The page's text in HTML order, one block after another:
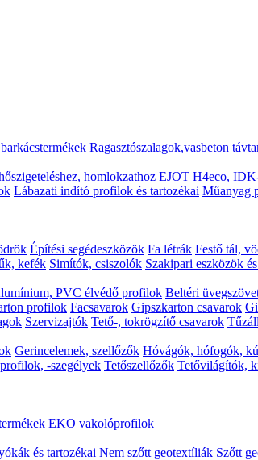
Ragasztószalagok,vasbeton
homlokzathoz EJOT H4eco,
Lábazati indító profilok és tartozékai Műanyag
Építési segédeszközök Fa létrák Festő tál,
kefék Simítók, csiszolók Szakipari eszközök
PVC élvédő profilok Beltéri
profilok Facsavarok Gipszkarton csavarok
Szervizajtók Tető-, tokrögzítő csavarok
Gerincelemek, szellőzők Hóvágók, hófogók,
-szegélyek Tetőszellőzők Tetővilágítók,
EKO vakolóprofilok
és tartozékai Nem szőtt geotextíliák Szőtt